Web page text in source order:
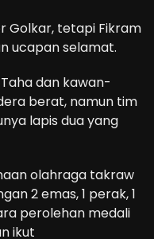
Golkar, tetapi Fikram
ucapan selamat.
dan kawan-
berat, namun tim
lapis dua yang
olahraga takraw
2 emas, 1 perak, 1
perolehan medali
ikut